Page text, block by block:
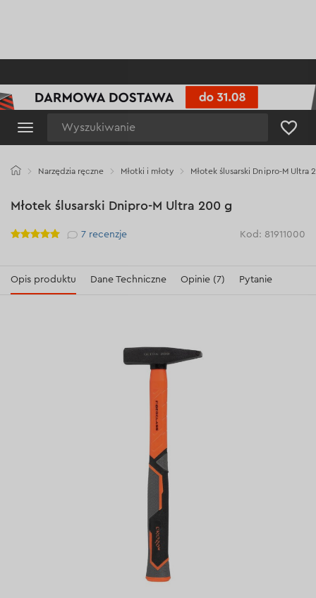
Narzędzia ręczne Młotki i młoty Młotek ślusarski Dnipro-M Ultra
Młotek ślusarski Dnipro-M Ultra 200 g
Рейтинг 7 recenzje Kod: 81911000
Opis produktu Dane Techniczne Opinie (7) Pytanie